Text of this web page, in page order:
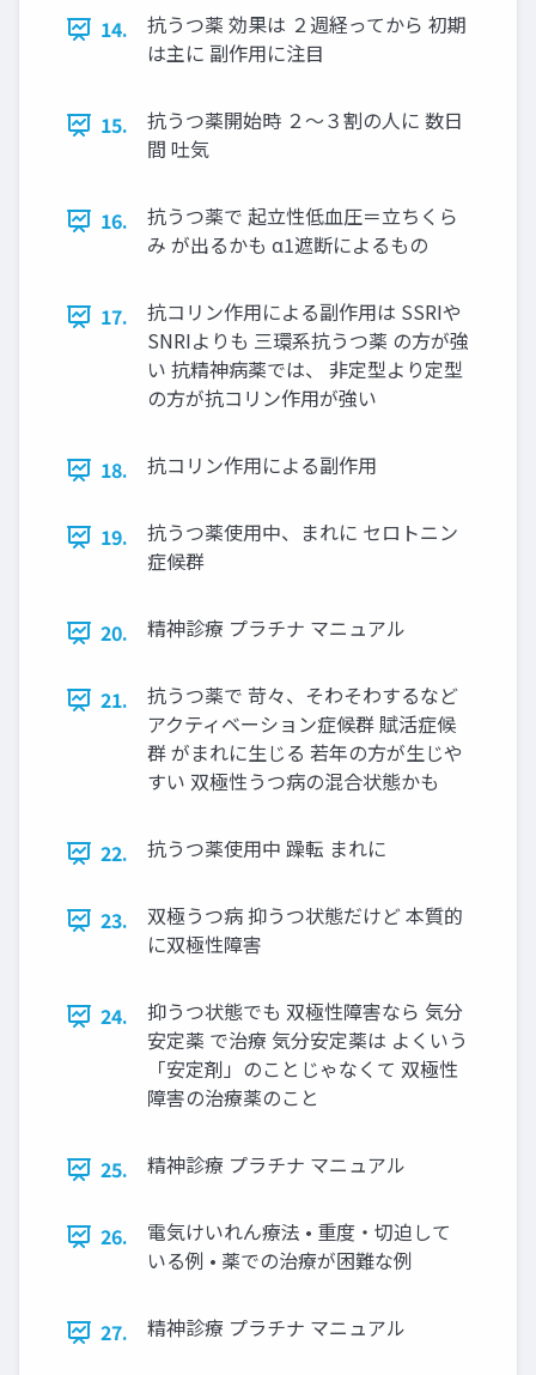
14.
抗うつ薬 効果は ２週経ってから 初期
は主に 副作用に注目
15.
抗うつ薬開始時 ２～３割の人に 数日
間 吐気
16.
抗うつ薬で 起立性低血圧＝立ちくら
み が出るかも α1遮断によるもの
17.
抗コリン作用による副作用は SSRIや
SNRIよりも 三環系抗うつ薬 の方が強
い 抗精神病薬では、 非定型より定型
の方が抗コリン作用が強い
18. 抗コリン作用による副作用
19.
抗うつ薬使用中、まれに セロトニン
症候群
20. 精神診療 プラチナ マニュアル
21.
抗うつ薬で 苛々、そわそわするなど
アクティベーション症候群 賦活症候
群 がまれに生じる 若年の方が生じや
すい 双極性うつ病の混合状態かも
22. 抗うつ薬使用中 躁転 まれに
23.
双極うつ病 抑うつ状態だけど 本質的
に双極性障害
24.
抑うつ状態でも 双極性障害なら 気分
安定薬 で治療 気分安定薬は よくいう
「安定剤」のことじゃなくて 双極性
障害の治療薬のこと
25. 精神診療 プラチナ マニュアル
26.
電気けいれん療法 • 重度・切迫して
いる例 • 薬での治療が困難な例
27. 精神診療 プラチナ マニュアル